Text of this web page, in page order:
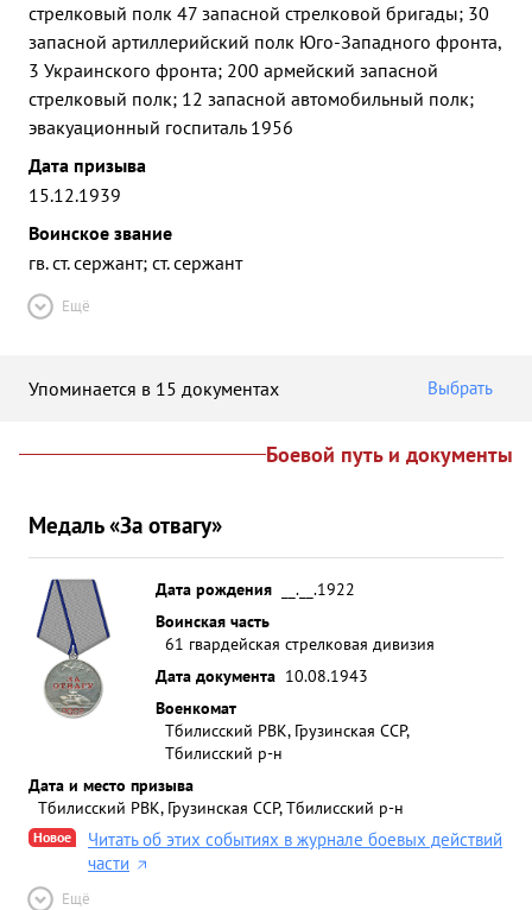
стрелковый полк 47 запасной стрелковой бригады; 30
запасной артиллерийский полк Юго-Западного фронта,
3 Украинского фронта; 200 армейский запасной
стрелковый полк; 12 запасной автомобильный полк;
эвакуационный госпиталь 1956
Дата призыва
15.12.1939
Воинское звание
гв. ст. сержант; ст. сержант
Ещё
Упоминается в 15 документах Выбрать
Боевой путь и документы
Медаль «За отвагу»
Дата рождения
__.__.1922
Воинская часть
61 гвардейская стрелковая дивизия
Дата документа 10.08.1943
Военкомат
Тбилисский РВК, Грузинская ССР,
Тбилисский р-н
Дата и место призыва
Тбилисский РВК, Грузинская ССР, Тбилисский р-н
Новое
Читать об этих событиях в журнале боевых действий
части
Ещё